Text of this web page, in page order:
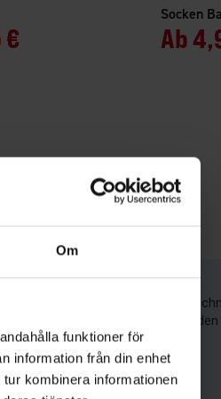
Om
funktioner för
information från din enhet
kombinera informationen
€
Socken
Ab
und die Lieferung erfolgte
zu kalt oder die Passform an den